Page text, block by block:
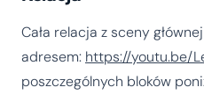
Cała relacja z sceny
adresem: https://youtu.be/
poszczególnych bloków